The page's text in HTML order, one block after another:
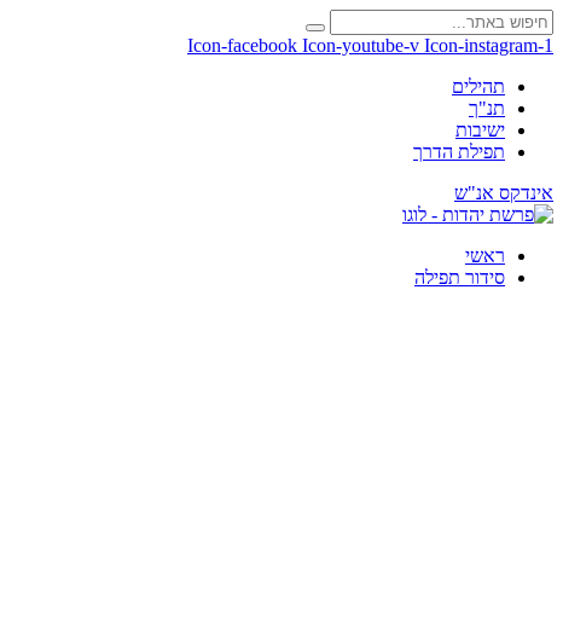
Icon-facebook Icon-youtube-v Icon-instagram-1
תהילים
תנ"ך
ישיבות
תפילת הדרך
אינדקס אנ"ש
ראשי
סידור תפילה